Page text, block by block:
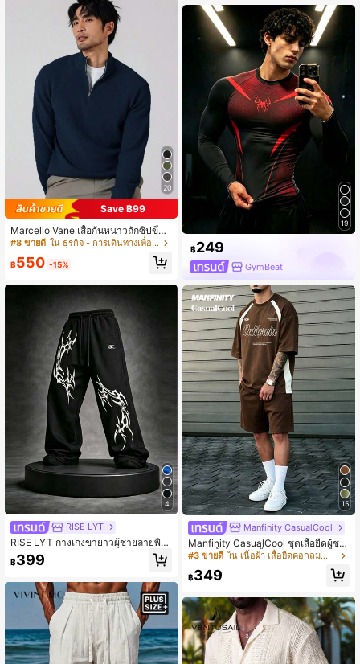
20
Save ฿99
Marcello Vane เสื้อกันหนาวถักซิปขึ้นแ
บบเรียบง่ายสไตล์ผู้ชาย เหมาะสำหรับฤ
ดูใบไม้ร่วง/ฤดูหนาว คอตั้ง เสื้อถักผู้ชาย
เสื้อกันหนาวซิปครึ่งตัวผู้ชาย เสื้อกันหน
#8 ขายดี ใน ธุรกิจ - การเดินทางเพื่อธุรกิจ เสื้อถักผู้ชาย
฿550 -15%
4
RISE LYT
RISE LYT กางเกงขายาวผู้ชายลายพิม
พ์เอวเชือกรูดลำลองฟิตเนสกีฬา, ยิม
฿399
19
฿249
GymBeat
15
Manfinity CasualCool
Manfinity CasualCool ชุดเสื้อยืดผู้ชา
ย, ชุดเสื้อยืดแขนสั้นคอกลมผู้ชาย, ทรง
สีบล็อกและกางเกงขาสั้นเอวเชือกรูดผู้ช
ริคอต, ลายพิมพ์ตัวอักษรด้านหน้า, จับคู่
กับกางเกงขาสั้นกีฬาสีพื้น, ผ้าสเวตเชิ้ตส
บาย, พื้นฐานอเนกประสงค์, ลำลองประ
จำวัน, ออกไปเที่ยวสุดสัปดาห์, กิจกรรม
กลางแจ้ง, การเดินทาง
#3 ขายดี ใน เนื้อผ้า เสื้อยืดคอกลมสำหรับผู้ชาย
฿349